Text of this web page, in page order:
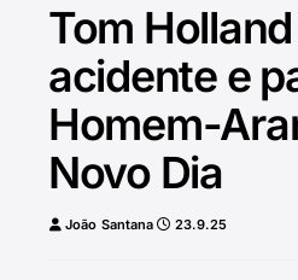
Tom
acidente e
Homem-
Novo Dia
João Santana 23.9.25